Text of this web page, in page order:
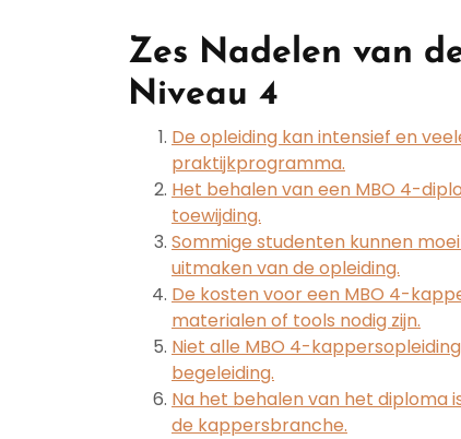
Zes Nadelen van
Niveau 4
De opleiding kan intensief en
praktijkprogramma.
Het behalen van een MBO 4-
toewijding.
Sommige studenten kunnen
uitmaken van de opleiding.
De kosten voor een MBO 4-
materialen of tools nodig zijn.
Niet alle MBO 4-
begeleiding.
Na het behalen van het diploma
de kappersbranche.